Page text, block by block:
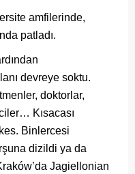
amfilerinde,
patladı.
devreye soktu.
doktorlar,
Kısacası
Binlercesi
dizildi ya da
Jagiellonian